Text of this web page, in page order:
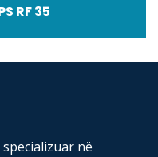
RF 35
në